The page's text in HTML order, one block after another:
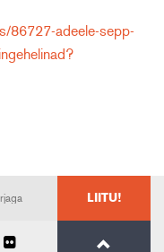
86727-adeele-sepp-
LIITU!